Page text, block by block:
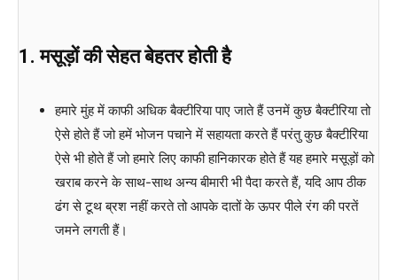
1. मसूड़ों की सेहत बेहतर होती है
हमारे मुंह में काफी अधिक बैक्टीरिया पाए जाते हैं उनमें कुछ बैक्टीरिया तो
ऐसे होते हैं जो हमें भोजन पचाने में सहायता करते हैं परंतु कुछ बैक्टीरिया
ऐसे भी होते हैं जो हमारे लिए काफी हानिकारक होते हैं यह हमारे मसूड़ों को
खराब करने के साथ-साथ अन्य बीमारी भी पैदा करते हैं, यदि आप ठीक
ढंग से टूथ ब्रश नहीं करते तो आपके दातों के ऊपर पीले रंग की परतें
जमने लगती हैं।